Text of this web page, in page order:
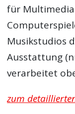
für
Musikstudios
Ausstattung
verarbeitet
zum